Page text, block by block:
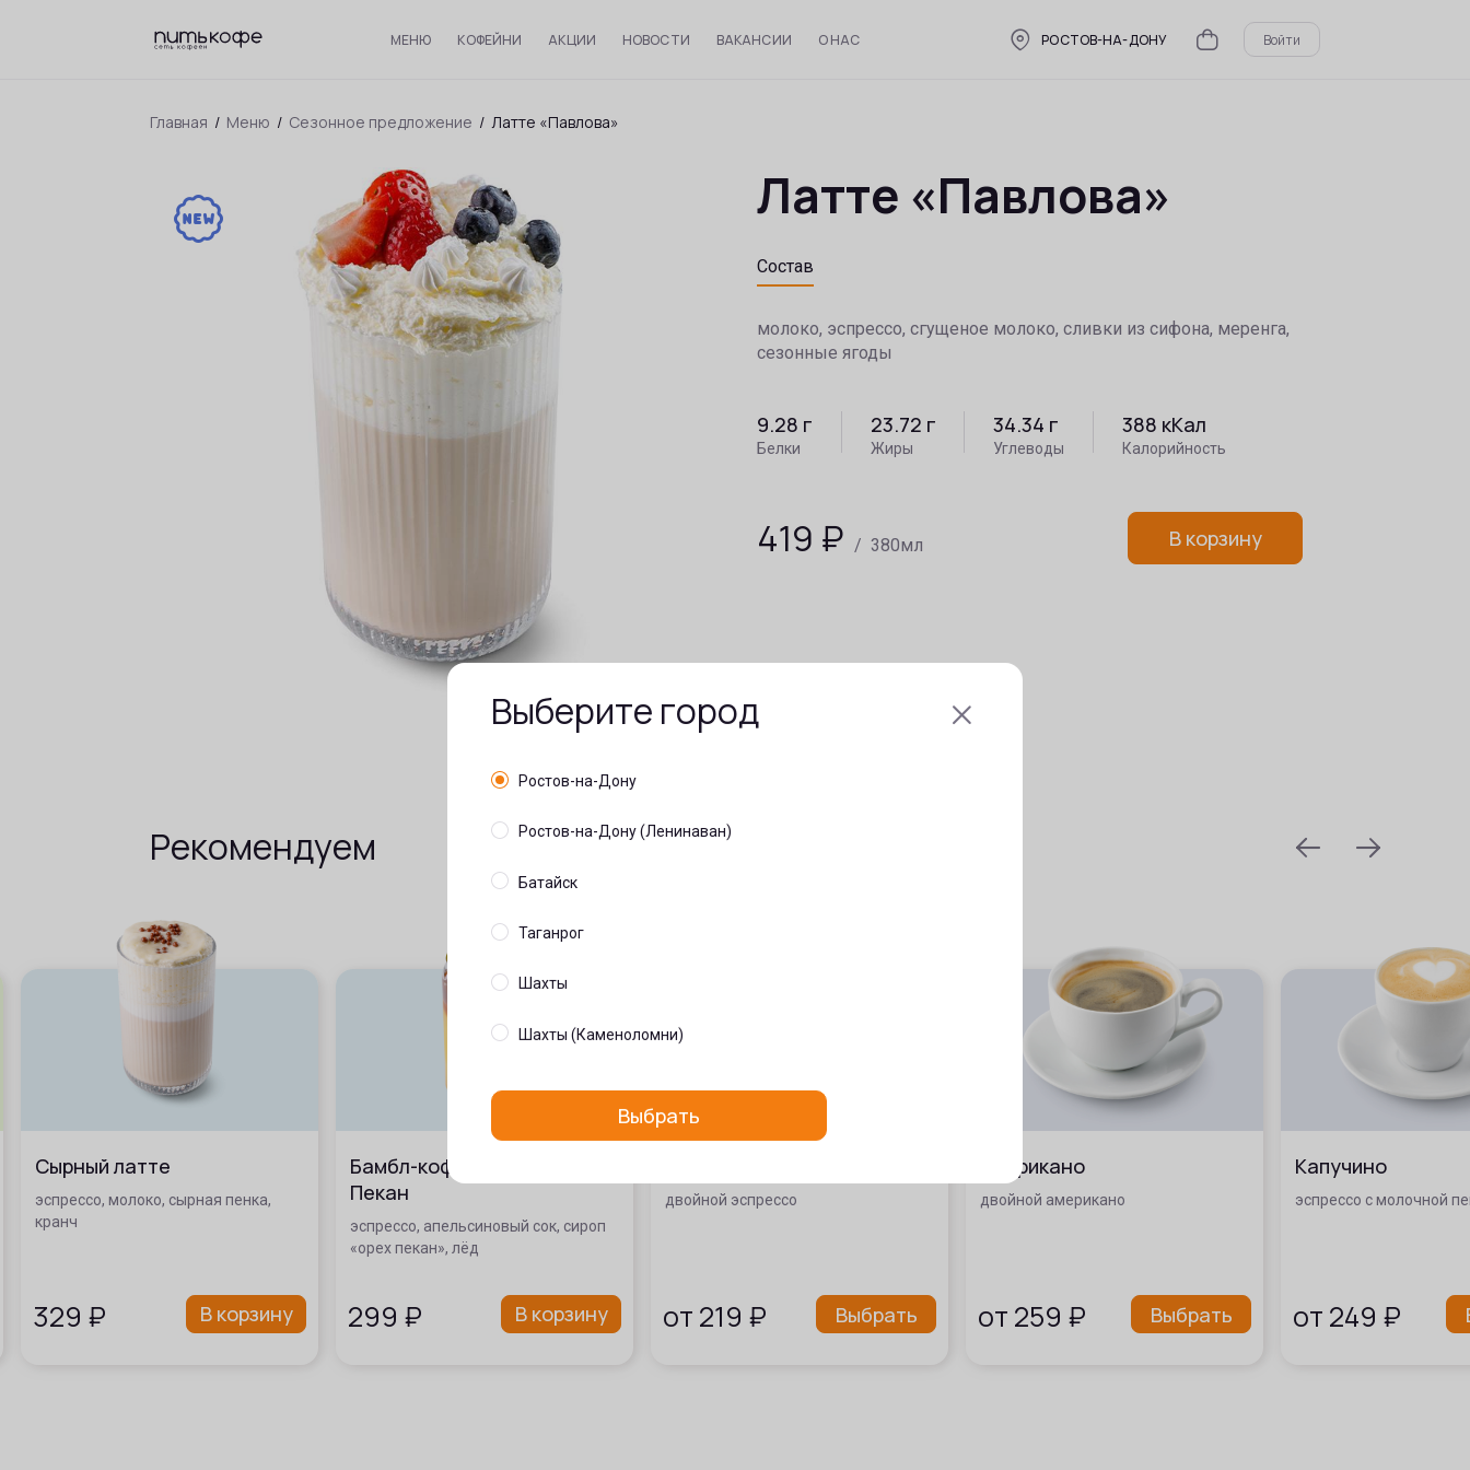
МЕНЮ КОФЕЙНИ АКЦИИ НОВОСТИ ВАКАНСИИ О НАС РОСТОВ-НА-ДОНУ Войти
Главная / Меню / Сезонное предложение / Латте «Павлова»
Латте «Павлова»
Состав
молоко, эспрессо, сгущеное молоко, сливки из сифона, меренга,
сезонные ягоды
9.28 г
Белки
23.72 г
Жиры
34.34 г
Углеводы
388 кКал
Калорийность
419 ₽ / 380мл В корзину
Рекомендуем
Сырный латте
эспрессо, молоко, сырная пенка,
кранч
329 ₽ В корзину
Бамбл-кофе с орехом
Пекан
эспрессо, апельсиновый сок, сироп
«орех пекан», лёд
299 ₽ В корзину
двойной эспрессо
от 219 ₽ Выбрать
Американо
двойной американо
от 259 ₽ Выбрать
Капучино
эспрессо с молочной
от 249 ₽
prev
Выберите город
Ростов-на-Дону
Ростов-на-Дону (Ленинаван)
Батайск
Таганрог
Шахты
Шахты (Каменоломни)
Выбрать